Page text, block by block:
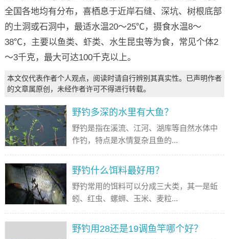
全国各地均有分布，喜栖息于近岸石缝、深坑、树根底部
的土洞或石洞中，最适水温20～25℃，摄食水温8～
38℃，主要以鱼类、虾类、水生昆虫等为食，常见个体2
～3千克，最大可达100千克以上。
本文仅代表作者个人观点，阅读时请自行辨别其真实性。已声明作者
的文章属原创，未经作者许可不得进行转载。
野钓多深的水里有大鱼？
野钓是指在溪流、江河、湖库等自然水体中
作钓，特点是水情复杂且鱼的...
野钓什么饵料最好用？
野钓常用的饵料可以分成三大类，其一是蚯
蚓、红虫、螺蛳、玉米、麦粒...
野钓用28还是19调鱼竿哪个好？